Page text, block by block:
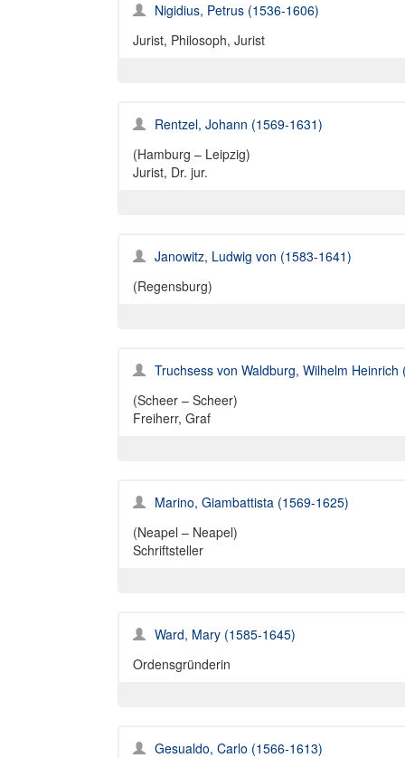
Nigidius, Petrus (1536-1606)
Jurist, Philosoph, Jurist
Rentzel, Johann (1569-1631)
(Hamburg – Leipzig)
Jurist, Dr. jur.
Janowitz, Ludwig von (1583-1641)
(Regensburg)
Truchsess von Waldburg, Wilhelm Heinrich
(Scheer – Scheer)
Freiherr, Graf
Marino, Giambattista (1569-1625)
(Neapel – Neapel)
Schriftsteller
Ward, Mary (1585-1645)
Ordensgründerin
Gesualdo, Carlo (1566-1613)